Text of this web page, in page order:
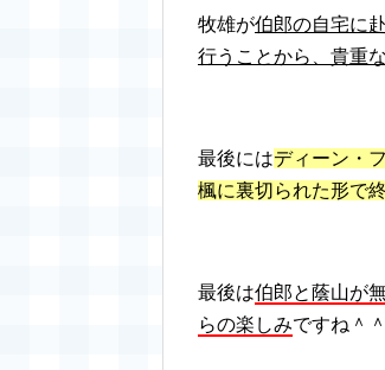
牧雄が伯郎の自宅に
行うことから、貴重
最後にはディーン・
楓に裏切られた形で
最後は伯郎と蔭山が
らの楽しみですね＾＾